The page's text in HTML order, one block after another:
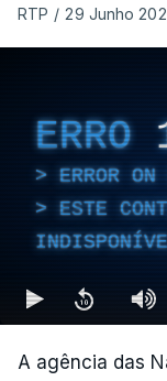
RTP / 29 Junho
ERRO
ERROR
ESTE
A agência das